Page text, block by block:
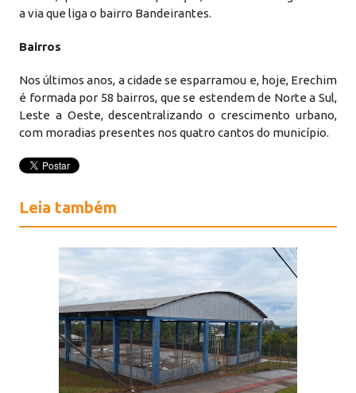
a via que liga o bairro Bandeirantes.
Bairros
Nos últimos anos, a cidade se esparramou e, hoje, Erechim
é formada por 58 bairros, que se estendem de Norte a Sul,
Leste a Oeste, descentralizando o crescimento urbano,
com moradias presentes nos quatro cantos do município.
Leia também